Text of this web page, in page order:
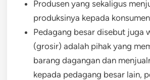
Produsen yang sekaligus
produksinya kepada
Pedagang besar disebut juga
(grosir) adalah pihak yang
barang dagangan dan
kepada pedagang besar lain,